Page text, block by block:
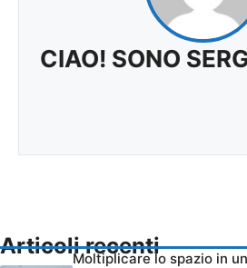
CIAO! SONO
Articoli recenti
Moltiplicare lo spazio in un